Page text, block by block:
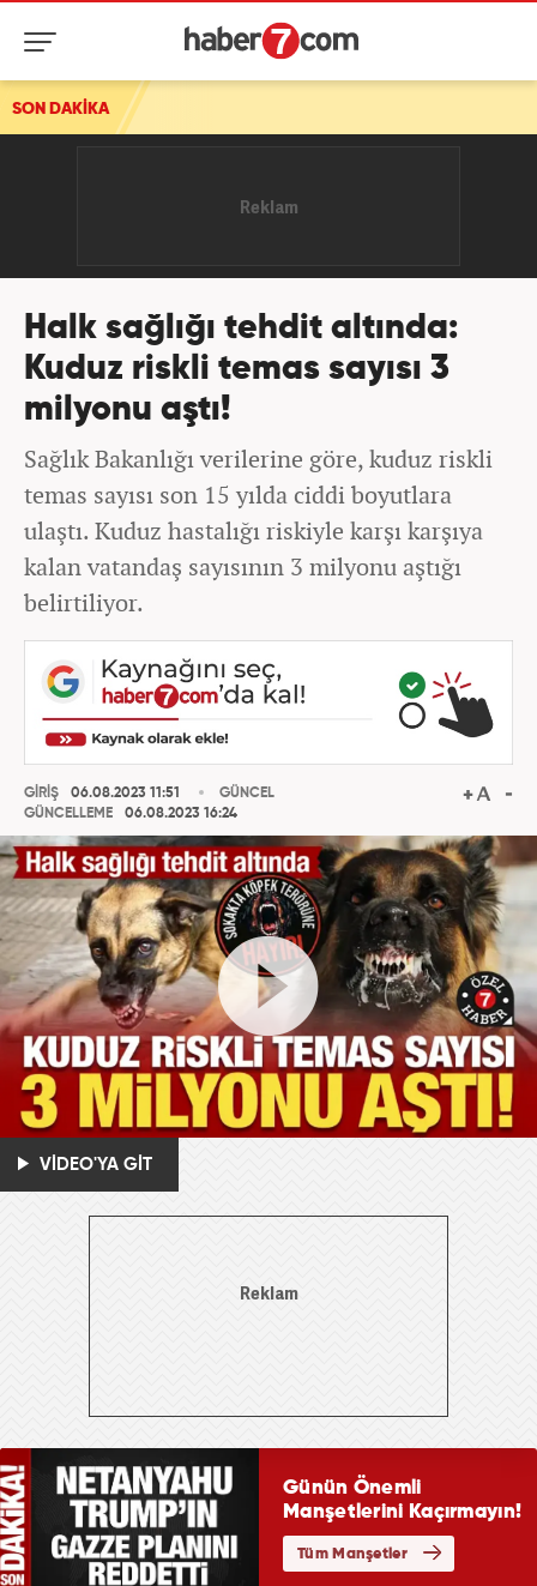
SON DAKİKA
Halk sağlığı tehdit altında:
Kuduz riskli temas sayısı 3
milyonu aştı!
Sağlık Bakanlığı verilerine göre, kuduz riskli
temas sayısı son 15 yılda ciddi boyutlara
ulaştı. Kuduz hastalığı riskiyle karşı karşıya
kalan vatandaş sayısının 3 milyonu aştığı
belirtiliyor.
GİRİŞ
06.08.2023 11:51
GÜNCELLEME
06.08.2023 16:24
GÜNCEL
VİDEO'YA GİT